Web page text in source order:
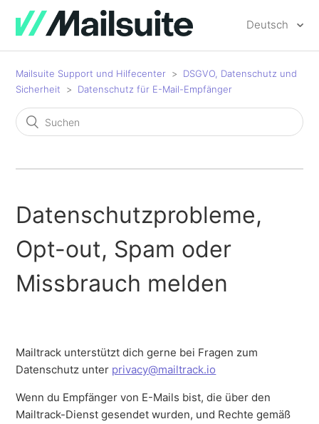
Deutsch
Mailsuite Support und Hilfecenter
DSGVO, Datenschutz und
Sicherheit
Datenschutz für E-Mail-Empfänger
Datenschutzprobleme,
Opt-out, Spam oder
Missbrauch melden
Mailtrack unterstützt dich gerne bei Fragen zum
Datenschutz unter privacy@mailtrack.io
Wenn du Empfänger von E-Mails bist, die über den
Mailtrack-Dienst gesendet wurden, und Rechte gemäß